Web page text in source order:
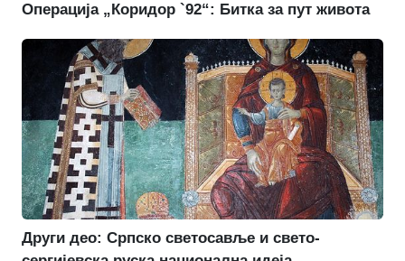
Операција „Коридор `92“: Битка за пут живота
Други део: Српско светосавље и свето-